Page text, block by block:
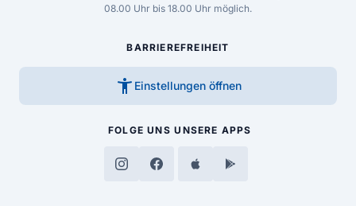
08.00 Uhr bis 18.00 Uhr möglich.
BARRIEREFREIHEIT
accessibility_new Einstellungen öffnen
FOLGE UNS UNSERE APPS